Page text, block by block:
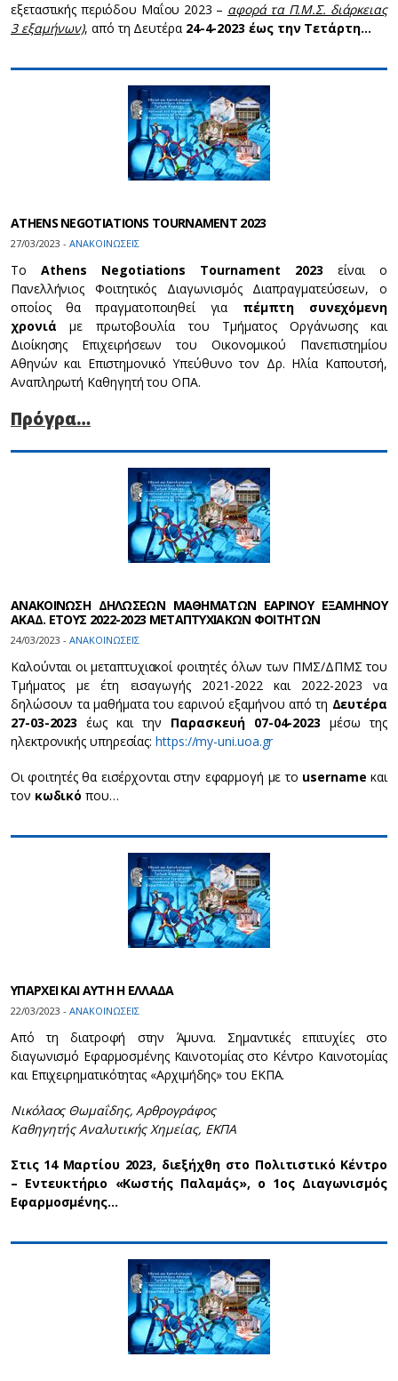
εξεταστικής περιόδου Μαΐου 2023 – αφορά τα Π.Μ.Σ. διάρκειας
3 εξαμήνων), από τη Δευτέρα24-4-2023 έως την Τετάρτη…
ATHENS NEGOTIATIONS TOURNAMENT 2023
27/03/2023 - ΑΝΑΚΟΙΝΩΣΕΙΣ
ΤοAthens Negotiations Tournament 2023 είναι ο
Πανελλήνιος Φοιτητικός Διαγωνισμός Διαπραγματεύσεων, ο
οποίος θα πραγματοποιηθεί για πέμπτη συνεχόμενη
χρονιά με πρωτοβουλία του Τμήματος Οργάνωσης και
Διοίκησης Επιχειρήσεων του Οικονομικού Πανεπιστημίου
Αθηνών και Επιστημονικό Υπεύθυνο τον Δρ. Ηλία Καπουτσή,
Αναπληρωτή Καθηγητή του ΟΠΑ.
Πρόγρα…
ΑΝΑΚΟΙΝΩΣΗ ΔΗΛΩΣΕΩΝ ΜΑΘΗΜΑΤΩΝ ΕΑΡΙΝΟΥ ΕΞΑΜΗΝΟΥ
ΑΚΑΔ. ΕΤΟΥΣ 2022-2023 ΜΕΤΑΠΤΥΧΙΑΚΩΝ ΦΟΙΤΗΤΩΝ
24/03/2023 - ΑΝΑΚΟΙΝΩΣΕΙΣ
Καλούνται οι μεταπτυχιακοί φοιτητές όλων των ΠΜΣ/ΔΠΜΣ του
Τμήματος με έτη εισαγωγής 2021-2022 και 2022-2023 να
δηλώσουν τα μαθήματα του εαρινού εξαμήνου από τη Δευτέρα
27-03-2023 έως και την Παρασκευή 07-04-2023 μέσω της
ηλεκτρονικής υπηρεσίας:https://my-uni.uoa.gr
Οι φοιτητές θα εισέρχονται στην εφαρμογή με το username και
τον κωδικόπου…
ΥΠΑΡΧΕΙ ΚΑΙ ΑΥΤΗ Η ΕΛΛΑΔΑ
22/03/2023 - ΑΝΑΚΟΙΝΩΣΕΙΣ
Από τη διατροφή στην Άμυνα. Σημαντικές επιτυχίες στο
διαγωνισμό Εφαρμοσμένης Καινοτομίας στο Κέντρο Καινοτομίας
και Επιχειρηματικότητας «Αρχιμήδης» του ΕΚΠΑ.
Νικόλαος Θωμαΐδης, Αρθρογράφος
Καθηγητής Αναλυτικής Χημείας, ΕΚΠΑ
Στις 14 Μαρτίου 2023, διεξήχθη στο Πολιτιστικό Κέντρο
– Εντευκτήριο «Κωστής Παλαμάς», ο 1oς Διαγωνισμός
Εφαρμοσμένης…